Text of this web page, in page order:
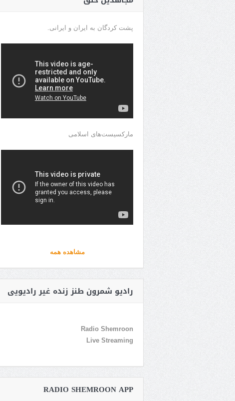
پشت کردگان به ایران و ایرانی.
مارکسیست‌های اسلامی
مشاهده همه
رادیو شمرون طنز زنده غیر رادیویی
Radio Shemroon
Live Streaming
RADIO SHEMROON APP